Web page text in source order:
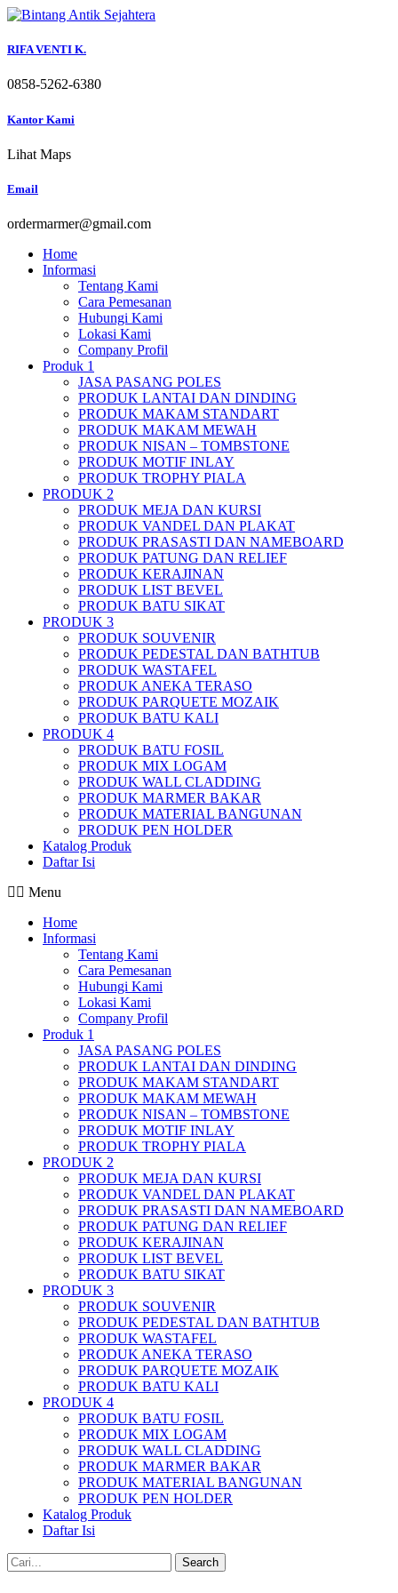
Skip
content
RIFA VENTI K.
0858-5262-6380
Kantor Kami
Lihat Maps
Email
ordermarmer@gmail.com
Home
Informasi
Tentang Kami
Cara Pemesanan
Hubungi Kami
Lokasi Kami
Company Profil
Produk 1
JASA PASANG POLES
PRODUK LANTAI DAN DINDING
PRODUK MAKAM STANDART
PRODUK MAKAM MEWAH
PRODUK NISAN – TOMBSTONE
PRODUK MOTIF INLAY
PRODUK TROPHY PIALA
PRODUK 2
PRODUK MEJA DAN KURSI
PRODUK VANDEL DAN PLAKAT
PRODUK PRASASTI DAN NAMEBOARD
PRODUK PATUNG DAN RELIEF
PRODUK KERAJINAN
PRODUK LIST BEVEL
PRODUK BATU SIKAT
PRODUK 3
PRODUK SOUVENIR
PRODUK PEDESTAL DAN BATHTUB
PRODUK WASTAFEL
PRODUK ANEKA TERASO
PRODUK PARQUETE MOZAIK
PRODUK BATU KALI
PRODUK 4
PRODUK BATU FOSIL
PRODUK MIX LOGAM
PRODUK WALL CLADDING
PRODUK MARMER BAKAR
PRODUK MATERIAL BANGUNAN
PRODUK PEN HOLDER
Katalog Produk
Daftar Isi
Menu
Home
Informasi
Tentang Kami
Cara Pemesanan
Hubungi Kami
Lokasi Kami
Company Profil
Produk 1
JASA PASANG POLES
PRODUK LANTAI DAN DINDING
PRODUK MAKAM STANDART
PRODUK MAKAM MEWAH
PRODUK NISAN – TOMBSTONE
PRODUK MOTIF INLAY
PRODUK TROPHY PIALA
PRODUK 2
PRODUK MEJA DAN KURSI
PRODUK VANDEL DAN PLAKAT
PRODUK PRASASTI DAN NAMEBOARD
PRODUK PATUNG DAN RELIEF
PRODUK KERAJINAN
PRODUK LIST BEVEL
PRODUK BATU SIKAT
PRODUK 3
PRODUK SOUVENIR
PRODUK PEDESTAL DAN BATHTUB
PRODUK WASTAFEL
PRODUK ANEKA TERASO
PRODUK PARQUETE MOZAIK
PRODUK BATU KALI
PRODUK 4
PRODUK BATU FOSIL
PRODUK MIX LOGAM
PRODUK WALL CLADDING
PRODUK MARMER BAKAR
PRODUK MATERIAL BANGUNAN
PRODUK PEN HOLDER
Katalog Produk
Daftar Isi
Search